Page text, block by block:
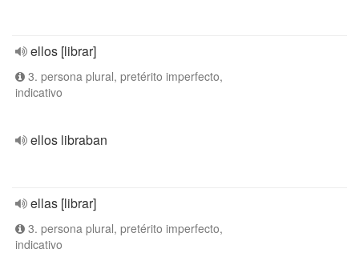
ellos [librar]
3. persona plural, pretérito imperfecto,
indicativo
ellos libraban
ellas [librar]
3. persona plural, pretérito imperfecto,
indicativo